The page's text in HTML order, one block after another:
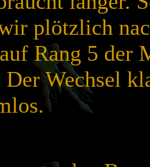
plötzlich
Rang 5 der
Der Wechsel